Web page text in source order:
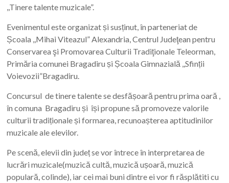
,,Tinere talente muzicale”.
Evenimentul este organizat și susținut, în parteneriat de
Școala ,,Mihai Viteazul” Alexandria, Centrul Judeţean pentru
Conservarea şi Promovarea Culturii Tradiţionale Teleorman,
Primăria comunei Bragadiru și Școala Gimnazială ,,Sfinții
Voievozii”Bragadiru.
Concursul de tinere talente se desfășoară pentru prima oară ,
în comuna Bragadiru și își propune să promoveze valorile
culturii tradiționale și formarea, recunoașterea aptitudinilor
muzicale ale elevilor.
Pe scenă, elevii din județ se vor întrece în interpretarea de
lucrări muzicale(muzică cultă, muzică ușoară, muzică
populară, colinde), iar cei mai buni dintre ei vor fi răsplătiti cu